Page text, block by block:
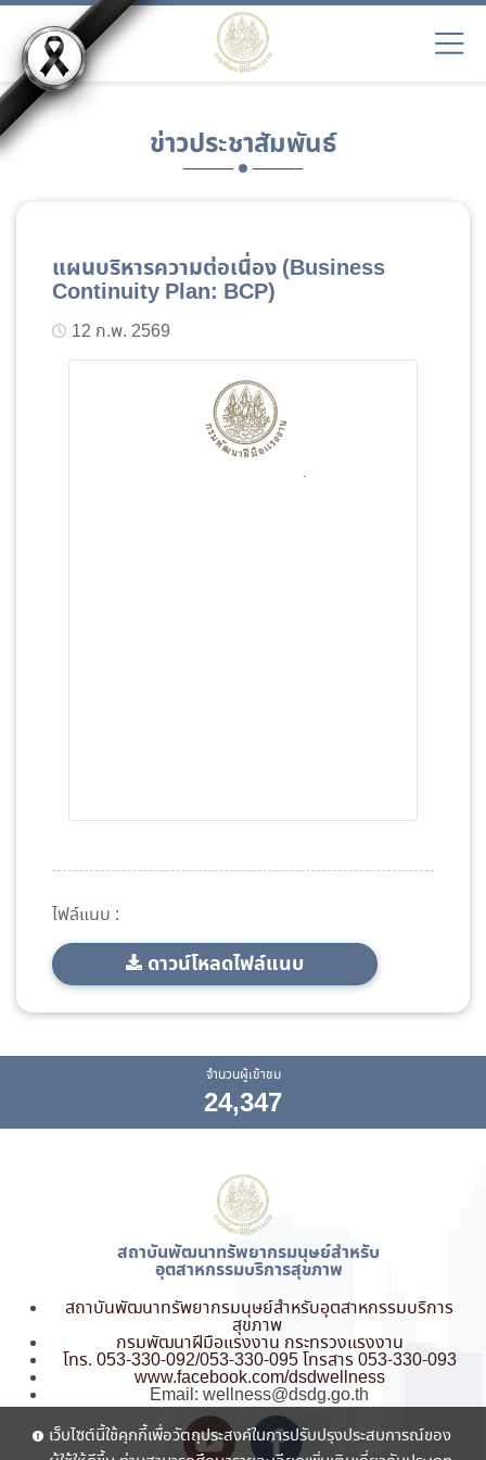
ข่าวประชาสัมพันธ์
แผนบริหารความต่อเนื่อง (Business
Continuity Plan: BCP)
12 ก.พ. 2569
ไฟล์แนบ :
ดาวน์โหลดไฟล์แนบ
จำนวนผู้เข้าชม
24,347
สถาบันพัฒนาทรัพยากรมนุษย์สำหรับ
อุตสาหกรรมบริการสุขภาพ
สถาบันพัฒนาทรัพยากรมนุษย์สำหรับอุตสาหกรรมบริการ
สุขภาพ
กรมพัฒนาฝีมือแรงงาน กระทรวงแรงงาน
โทร. 053-330-092/053-330-095โทรสาร 053-330-093
www.facebook.com/dsdwellness
Email: wellness@dsdg.go.th
เว็บไซต์นี้ใช้คุกกี้เพื่อวัตถุประสงค์ในการปรับปรุงประสบการณ์ของ